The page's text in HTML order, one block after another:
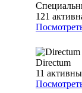
121
Directum
11